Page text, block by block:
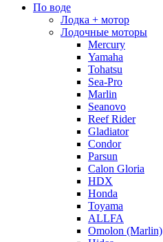
По воде
Лодка + мотор
Лодочные моторы
Mercury
Yamaha
Tohatsu
Sea-Pro
Marlin
Seanovo
Reef Rider
Gladiator
Condor
Parsun
Calon Gloria
HDX
Honda
Toyama
ALLFA
Omolon (Marlin)